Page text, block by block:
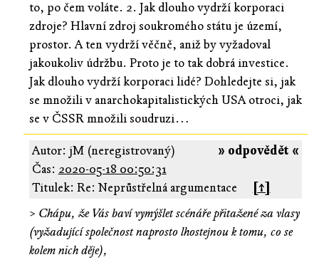
to, po čem voláte. 2. Jak dlouho vydrží korporaci
zdroje? Hlavní zdroj soukromého státu je území,
prostor. A ten vydrží věčně, aniž by vyžadoval
jakoukoliv údržbu. Proto je to tak dobrá investice.
Jak dlouho vydrží korporaci lidé? Dohledejte si, jak
se množili v anarchokapitalistických USA otroci, jak
se v ČSSR množili soudruzi…
» odpovědět «
Autor: jM (neregistrovaný)
Čas: 2020-05-18 00:50:31
Titulek: Re: Neprůstřelná argumentace
[↑]
> Chápu, že Vás baví vymýšlet scénáře přitažené za vlasy
(vyžadující společnost naprosto lhostejnou k tomu, co se
kolem nich děje),